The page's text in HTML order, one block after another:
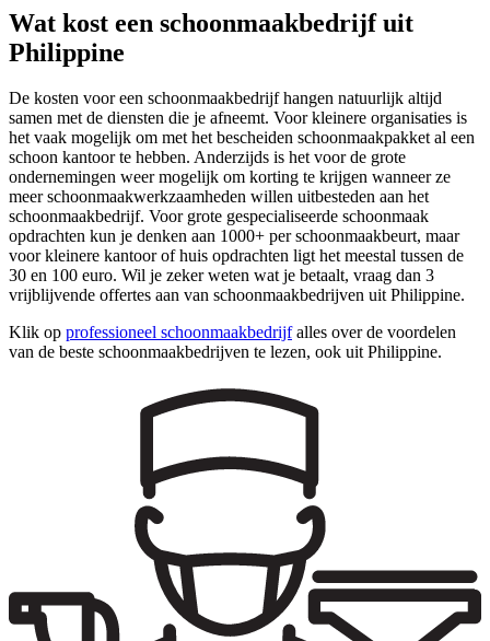
Wat kost een schoonmaakbedrijf uit
Philippine
De kosten voor een schoonmaakbedrijf hangen natuurlijk altijd
samen met de diensten die je afneemt. Voor kleinere organisaties is
het vaak mogelijk om met het bescheiden schoonmaakpakket al een
schoon kantoor te hebben. Anderzijds is het voor de grote
ondernemingen weer mogelijk om korting te krijgen wanneer ze
meer schoonmaakwerkzaamheden willen uitbesteden aan het
schoonmaakbedrijf. Voor grote gespecialiseerde schoonmaak
opdrachten kun je denken aan 1000+ per schoonmaakbeurt, maar
voor kleinere kantoor of huis opdrachten ligt het meestal tussen de
30 en 100 euro. Wil je zeker weten wat je betaalt, vraag dan 3
vrijblijvende offertes aan van schoonmaakbedrijven uit Philippine.
Klik op professioneel schoonmaakbedrijfalles over de voordelen
van de beste schoonmaakbedrijven te lezen, ook uit Philippine.